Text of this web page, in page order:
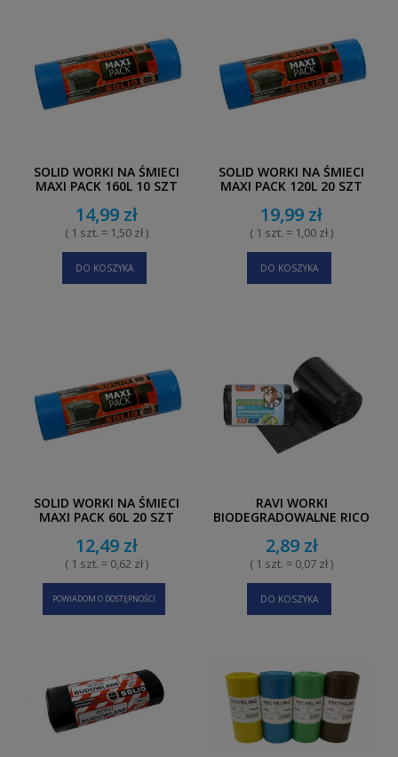
SOLID WORKI NA ŚMIECI
MAXI PACK 160L 10 SZT
14,99 zł
( 1 szt. = 1,50 zł )
DO KOSZYKA
SOLID WORKI NA ŚMIECI
MAXI PACK 120L 20 SZT
19,99 zł
( 1 szt. = 1,00 zł )
DO KOSZYKA
SOLID WORKI NA ŚMIECI
MAXI PACK 60L 20 SZT
12,49 zł
( 1 szt. = 0,62 zł )
POWIADOM O DOSTĘPNOŚCI
RAVI WORKI
BIODEGRADOWALNE RICO
2,89 zł
( 1 szt. = 0,07 zł )
DO KOSZYKA